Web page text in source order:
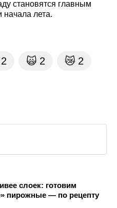
становятся главным
лета.
2 🙀 2 😿 2
слоек: готовим
пирожные — по рецепту